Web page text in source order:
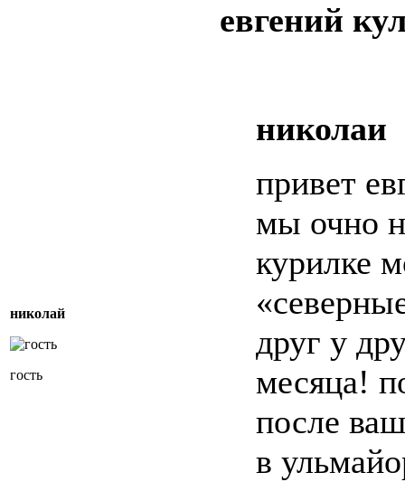
николай
гость
евгений
николаи
привет
мы очно
курилке
друг у
месяца!
после
в